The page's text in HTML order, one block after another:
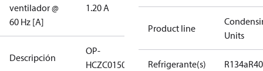
ventilador @
60 Hz [A]
1.20 A
Descripción
OP-
HCZC0150UWJ300N
Product line
Units
Refrigerante(s) R134a